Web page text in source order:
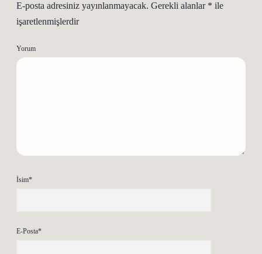
E-posta adresiniz yayınlanmayacak. Gerekli alanlar * ile
işaretlenmişlerdir
Yorum
İsim*
E-Posta*